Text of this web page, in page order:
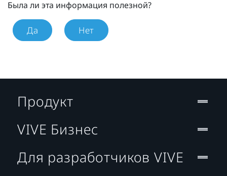
Была ли эта информация полезной?
Да Нет
Продукт
VIVE Бизнес
Для разработчиков VIVE